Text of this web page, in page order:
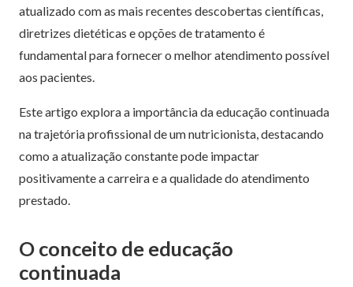
atualizado com as mais recentes descobertas científicas,
diretrizes dietéticas e opções de tratamento é
fundamental para fornecer o melhor atendimento possível
aos pacientes.
Este artigo explora a importância da educação continuada
na trajetória profissional de um nutricionista, destacando
como a atualização constante pode impactar
positivamente a carreira e a qualidade do atendimento
prestado.
O conceito de educação
continuada